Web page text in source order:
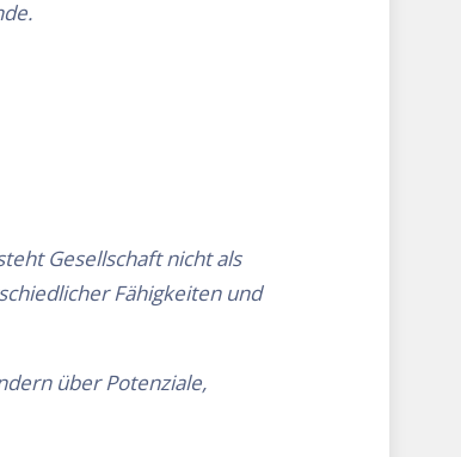
Gesellschaft nicht als
Fähigkeiten und
über Potenziale,